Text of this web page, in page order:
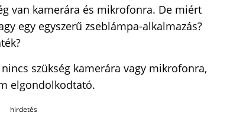
van kamerára és mikrofonra. De miért
egy egyszerű zseblámpa-alkalmazás?
szükség kamerára vagy mikrofonra,
elgondolkodtató.
hirdetés